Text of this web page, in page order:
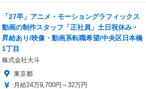
「27卒」アニメ・モーショングラフィックス
動画の制作スタッフ「正社員」土日祝休み・
昇給あり/映像・動画系転職希望/中央区日本橋
1丁目
株式会社大斗
東京都
月給24万9,700円～32万円